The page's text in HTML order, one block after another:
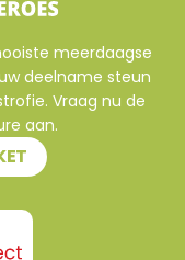
meerdaagse
deelname steun
Vraag nu de
aan.